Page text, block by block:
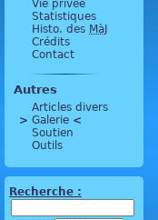
Vie privée
Statistiques
Histo. des MàJ
Crédits
Contact
Autres
Articles divers
> Galerie <
Soutien
Outils
Recherche :